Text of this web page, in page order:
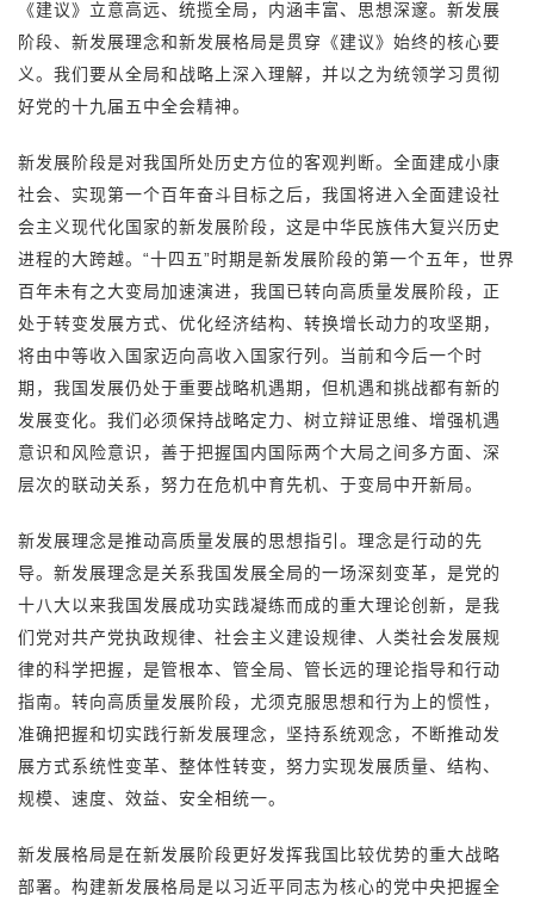
《建议》立意高远、统揽全局，内涵丰富、思想深邃。新发展
阶段、新发展理念和新发展格局是贯穿《建议》始终的核心要
义。我们要从全局和战略上深入理解，并以之为统领学习贯彻
好党的十九届五中全会精神。
新发展阶段是对我国所处历史方位的客观判断。全面建成小康
社会、实现第一个百年奋斗目标之后，我国将进入全面建设社
会主义现代化国家的新发展阶段，这是中华民族伟大复兴历史
进程的大跨越。“十四五”时期是新发展阶段的第一个五年，世界
百年未有之大变局加速演进，我国已转向高质量发展阶段，正
处于转变发展方式、优化经济结构、转换增长动力的攻坚期，
将由中等收入国家迈向高收入国家行列。当前和今后一个时
期，我国发展仍处于重要战略机遇期，但机遇和挑战都有新的
发展变化。我们必须保持战略定力、树立辩证思维、增强机遇
意识和风险意识，善于把握国内国际两个大局之间多方面、深
层次的联动关系，努力在危机中育先机、于变局中开新局。
新发展理念是推动高质量发展的思想指引。理念是行动的先
导。新发展理念是关系我国发展全局的一场深刻变革，是党的
十八大以来我国发展成功实践凝练而成的重大理论创新，是我
们党对共产党执政规律、社会主义建设规律、人类社会发展规
律的科学把握，是管根本、管全局、管长远的理论指导和行动
指南。转向高质量发展阶段，尤须克服思想和行为上的惯性，
准确把握和切实践行新发展理念，坚持系统观念，不断推动发
展方式系统性变革、整体性转变，努力实现发展质量、结构、
规模、速度、效益、安全相统一。
新发展格局是在新发展阶段更好发挥我国比较优势的重大战略
部署。构建新发展格局是以习近平同志为核心的党中央把握全